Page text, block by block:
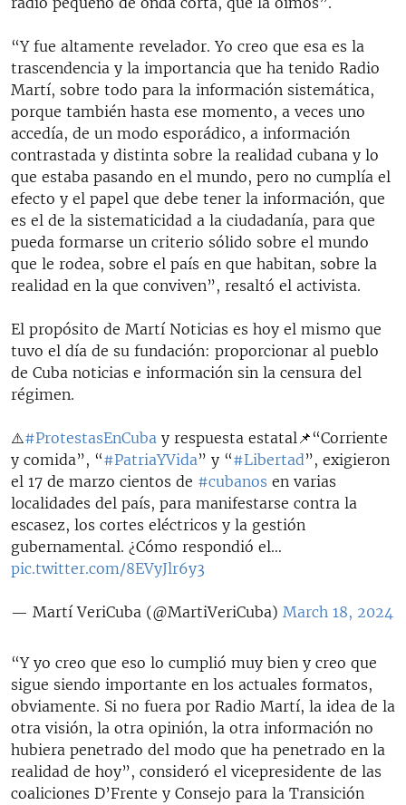
“Y fue altamente revelador. Yo creo que esa es la
trascendencia y la importancia que ha tenido Radio
Martí, sobre todo para la información sistemática,
porque también hasta ese momento, a veces uno
accedía, de un modo esporádico, a información
contrastada y distinta sobre la realidad cubana y lo
que estaba pasando en el mundo, pero no cumplía el
efecto y el papel que debe tener la información, que
es el de la sistematicidad a la ciudadanía, para que
pueda formarse un criterio sólido sobre el mundo
que le rodea, sobre el país en que habitan, sobre la
realidad en la que conviven”, resaltó el activista.
El propósito de Martí Noticias es hoy el mismo que
tuvo el día de su fundación: proporcionar al pueblo
de Cuba noticias e información sin la censura del
régimen.
⚠️#ProtestasEnCuba y respuesta estatal📌“Corriente
y comida”, “#PatriaYVida” y “#Libertad”, exigieron
el 17 de marzo cientos de #cubanos en varias
localidades del país, para manifestarse contra la
escasez, los cortes eléctricos y la gestión
gubernamental. ¿Cómo respondió el…
pic.twitter.com/8EVyJlr6y3
— Martí VeriCuba (@MartiVeriCuba) March 18, 2024
“Y yo creo que eso lo cumplió muy bien y creo que
sigue siendo importante en los actuales formatos,
obviamente. Si no fuera por Radio Martí, la idea de la
otra visión, la otra opinión, la otra información no
hubiera penetrado del modo que ha penetrado en la
realidad de hoy”, consideró el vicepresidente de las
coaliciones D’Frente y Consejo para la Transición